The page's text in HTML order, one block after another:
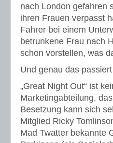
nach London gefahren
ihren Frauen verpasst
Fahrer bei einem
betrunkene Frau nach
schon vorstellen, was
Und genau das
„Great Night Out“ ist
Marketingabteilung,
Besetzung kann sich
Mitglied Ricky
Mad Twatter bekannte